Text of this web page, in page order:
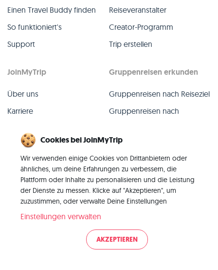
Einen Travel Buddy finden
So funktioniert's
Support
Reiseveranstalter
Creator-Programm
Trip erstellen
JoinMyTrip
Über uns
Karriere
Blog
Kontakt
Gruppenreisen erkunden
Gruppenreisen nach Reiseziel
Gruppenreisen nach
Alle Gruppenreisen
Vergangene Gruppenreisen
Alle Kategorien
Datenschutz
Cookies bei JoinMyTrip
Wir verwenden einige Cookies von Drittanbietern oder
ähnliches, um deine Erfahrungen zu verbessern, die
Plattform oder Inhalte zu personalisieren und die Leistung
der Dienste zu messen. Klicke auf "Akzeptieren", um
zuzustimmen, oder verwalte Deine Einstellungen
Einstellungen verwalten
AKZEPTIEREN